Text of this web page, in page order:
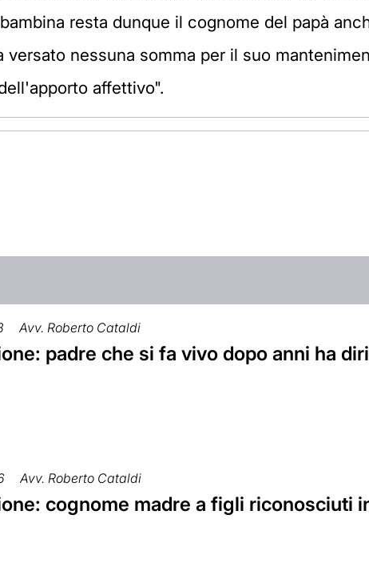
resta dunque il cognome del papà
versato nessuna somma per il suo
affettivo".
Avv. Roberto Cataldi
padre che si fa vivo dopo anni ha
Avv. Roberto Cataldi
cognome madre a figli riconosciuti